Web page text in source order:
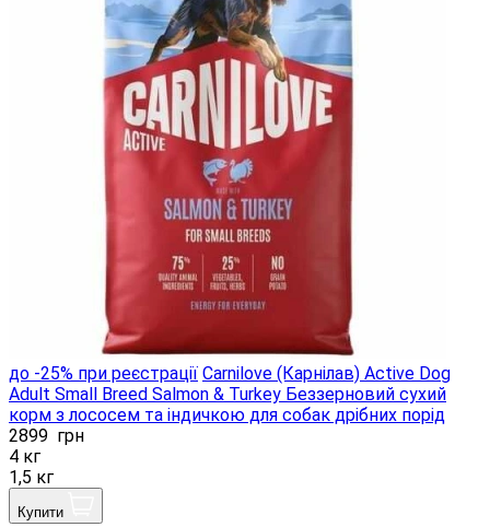
до -25% при реєстрації Carnilove (Карнілав) Active Dog
Adult Small Breed Salmon & Turkey Беззерновий сухий
корм з лососем та індичкою для собак дрібних порід
2899 грн
4 кг
1,5 кг
Купити